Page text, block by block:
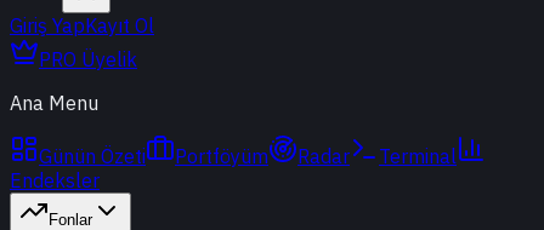
Giriş YapKayıt Ol
PRO Üyelik
Ana Menu
Günün Özeti Portföyüm Radar
Terminal
Endeksler
Fonlar